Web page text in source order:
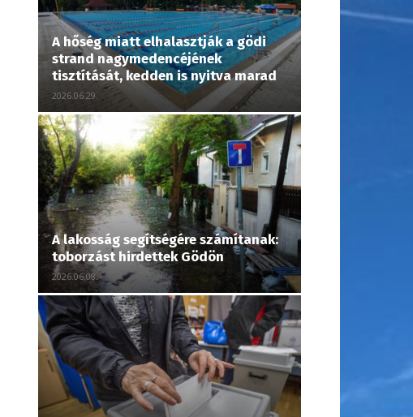
A hőség miatt elhalasztják a gödi
strand nagymedencéjének
tisztítását, kedden is nyitva marad
2026.06.29.
A lakosság segítségére számítanak:
toborzást hirdettek Gödön
2026.06.08.